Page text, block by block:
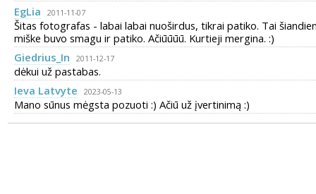
EgLia
2011-11-07
Šitas fotografas - labai labai nuoširdus, tikrai patiko. Tai
miške buvo smagu ir patiko. Ačiūūūū. Kurtieji mergina. :)
Giedrius_In
2011-12-17
dėkui už pastabas.
Ieva Latvyte
2023-05-13
Mano sūnus mėgsta pozuoti :) Ačiū už įvertinimą :)